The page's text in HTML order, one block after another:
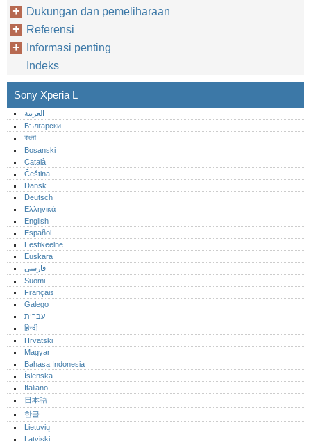
Dukungan dan pemeliharaan
Referensi
Informasi penting
Indeks
Sony Xperia L
العربية
Български
বাংলা
Bosanski
Català
Čeština
Dansk
Deutsch
Ελληνικά
English
Español
Eestikeelne
Euskara
فارسی
Suomi
Français
Galego
עברית
हिन्दी
Hrvatski
Magyar
Bahasa Indonesia
Íslenska
Italiano
日本語
한글
Lietuvių
Latviski